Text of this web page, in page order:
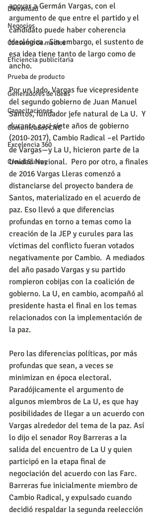
Diversidad
Negocios
Consumo de medios
Eficiencia publicitaria
Prueba de producto
Generadores de ideas
Capacitaciones
Comunicados CNC
Excelencia 360
Crowd Survey
apoyar a Germán Vargas, con el
argumento de que entre el partido y el
candidato puede haber coherencia
ideológica.  Sin embargo, el sustento de
esa idea tiene tanto de largo como de
ancho.
Por un lado, Vargas fue vicepresidente
del segundo gobierno de Juan Manuel
Santos, fundador jefe natural de La U.  Y
durante casi siete años de gobierno
(2010-2017), Cambio Radical –el Partido
de Vargas—y La U, hicieron parte de la
Unidad Nacional.  Pero por otro, a finales
de 2016 Vargas Lleras comenzó a
distanciarse del proyecto bandera de
Santos, materializado en el acuerdo de
paz. Eso llevó a que diferencias
profundas en torno a temas como la
creación de la JEP y curules para las
víctimas del conflicto fueran votados
negativamente por Cambio.  A mediados
del año pasado Vargas y su partido
rompieron cobijas con la coalición de
gobierno. La U, en cambio, acompañó al
presidente hasta el final en los temas
relacionados con la implementación de
la paz.
Pero las diferencias políticas, por más
profundas que sean, a veces se
minimizan en época electoral.
Paradójicamente el argumento de
algunos miembros de La U, es que hay
posibilidades de llegar a un acuerdo con
Vargas alrededor del tema de la paz. Así
lo dijo el senador Roy Barreras a la
salida del encuentro de La U y quien
participó en la etapa final de
negociación del acuerdo con las Farc.
Barreras fue inicialmente miembro de
Cambio Radical, y expulsado cuando
decidió respaldar la segunda reelección